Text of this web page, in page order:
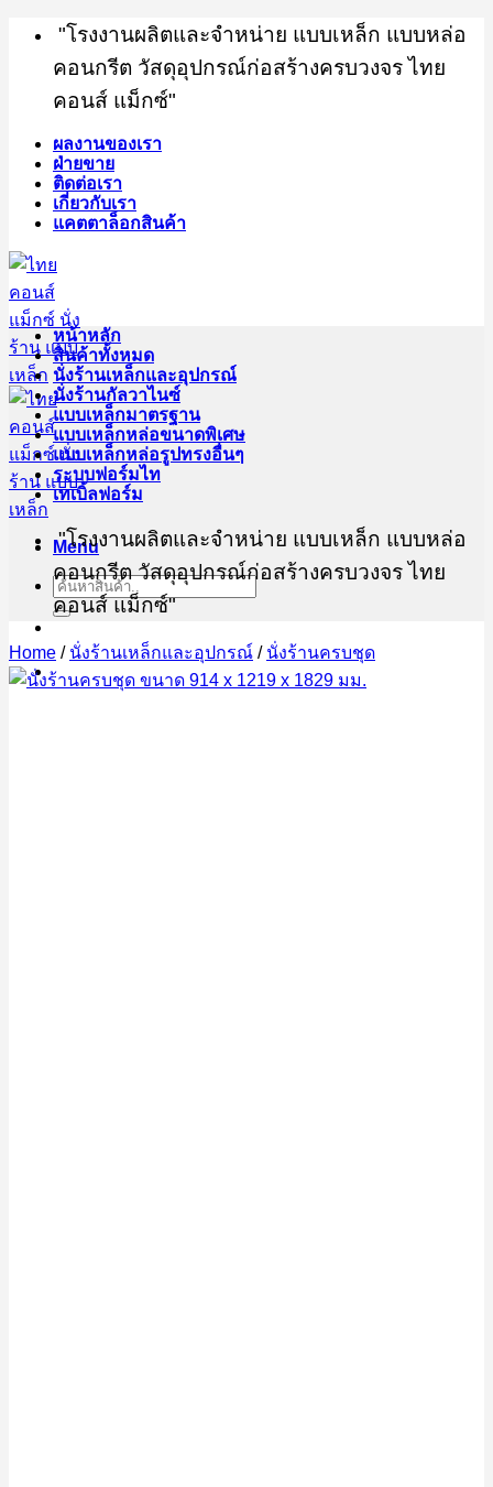
content
"โรงงานผลิตและจำหน่าย แบบเหล็ก แบบหล่อ
คอนกรีต วัสดุอุปกรณ์ก่อสร้างครบวงจร ไทย
คอนส์ แม็กซ์"
ผลงานของเรา
ฝ่ายขาย
ติดต่อเรา
เกี่ยวกับเรา
แคตตาล็อกสินค้า
Menu
Search
for:
ต้องการสอบถามข้อมูล ขอใบเสนอราคา ทีมฝ่าย
หน้าหลัก
สินค้าทั้งหมด
นั่งร้านเหล็กและอุปกรณ์
นั่งร้านกัลวาไนซ์
แบบเหล็กมาตรฐาน
แบบเหล็กหล่อขนาดพิเศษ
แบบเหล็กหล่อรูปทรงอื่นๆ
ระบบฟอร์มไท
เทเบิ้ลฟอร์ม
"โรงงานผลิตและจำหน่าย แบบเหล็ก แบบหล่อ
คอนกรีต วัสดุอุปกรณ์ก่อสร้างครบวงจร ไทย
คอนส์ แม็กซ์"
Home / นั่งร้านเหล็กและอุปกรณ์ / นั่งร้านครบชุด